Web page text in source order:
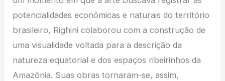
potencialidades econômicas e naturais do território
brasileiro, Righini colaborou com a construção de
uma visualidade voltada para a descrição da
natureza equatorial e dos espaços ribeirinhos da
Amazônia. Suas obras tornaram-se, assim,